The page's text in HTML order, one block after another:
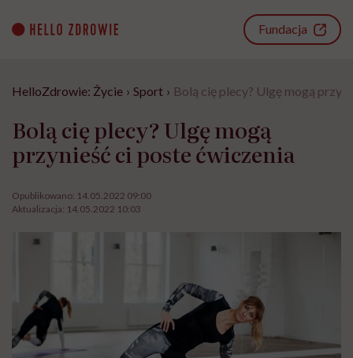
content
Fundacja
HelloZdrowie: Życie › Sport › Bolą cię plecy? Ulgę mogą
Bolą cię plecy? Ulgę mogą
przynieść ci poste ćwiczenia
Opublikowano: 14.05.2022 09:00
Aktualizacja: 14.05.2022 10:03